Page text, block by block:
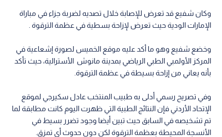
وكان شفيع قد تعرض للإصابة خلال تصديه لضربة جزاء في مباراة
الإمارات الودية حيث تعرض لإزاحة بسطية في عظمة الترقوة .
وخضع شفيع وهو ما أكد عليه موقع الخميس لصورة إشعاعية في
المركز الأولمبي الطبي الرياضي بمدينة مانوش الأسترالية، حيث تأكد
بأنه يعاني من إزاحة بسيطة في عظمة الترقوة.
وفي تصريح رسمي أدلى به طبيب المنتخب عادل سكيرجي لموقع
الإتحاد الأردني فإن النتائج الطبية التي ظهرت اليوم كانت مطابقة لما
تم تشخيصه في السابق حيث تبين أيضا وجود تضرر بسيط في
الأنسجة المحيطة بعظمة الترقوة لكن دون حدوث أي تمزق.